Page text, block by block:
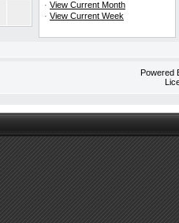
· View Current Month
· View Current Week
Powered